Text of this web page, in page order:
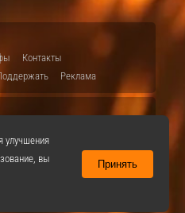
Контакты
Реклама
улучшения
вы
Принять